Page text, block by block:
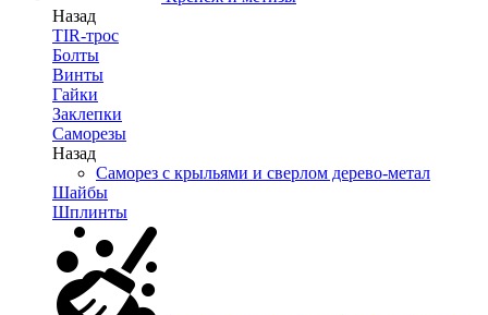
Назад
TIR-трос
Болты
Винты
Гайки
Заклепки
Саморезы
Назад
Саморез с крыльями и сверлом дерево-метал
Шайбы
Шплинты